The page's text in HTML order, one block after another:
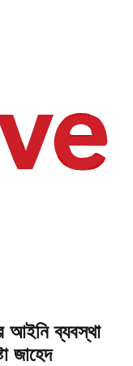
আইনি ব্যবস্থা
জাহেদ